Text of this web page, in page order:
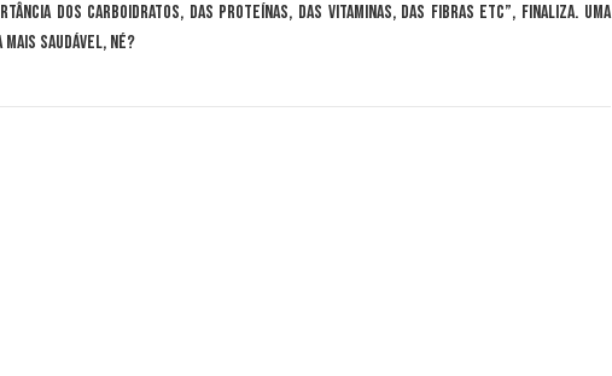
dos carboidratos, das proteínas, das vitaminas, das fibras etc”, finaliza. Uma
saudável, né?